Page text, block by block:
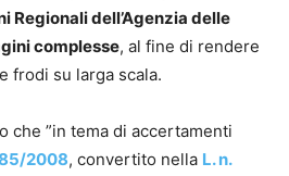
Regionali dell’Agenzia delle
complesse, al fine di rendere
frodi su larga scala.
che ​​”in tema di accertamenti
2008, convertito nella L. n.